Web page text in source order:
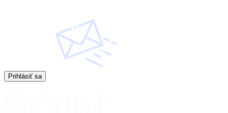
Prihlásiť sa